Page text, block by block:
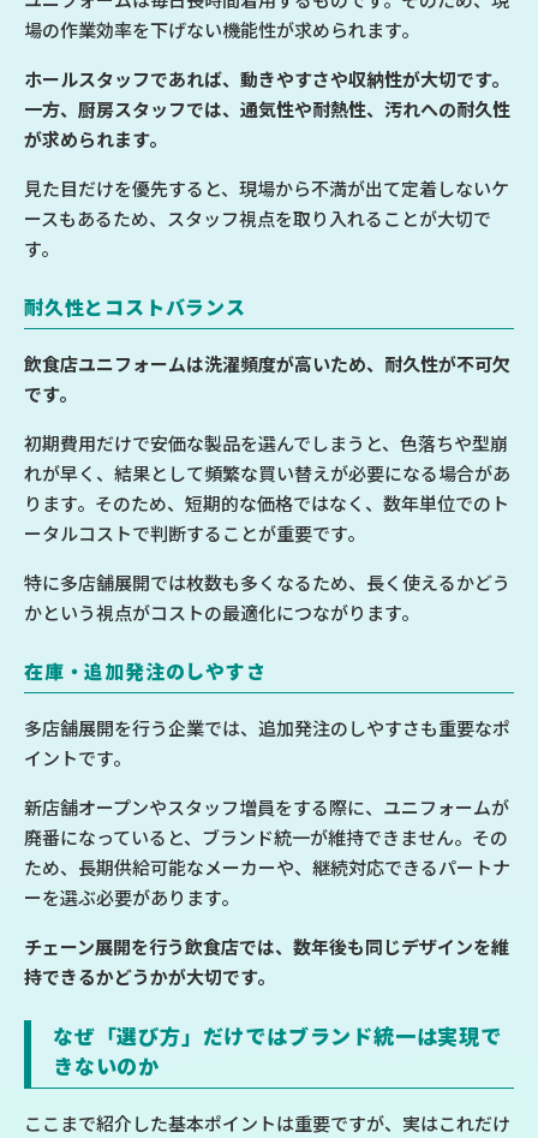
場の作業効率を下げない機能性が求められます。
ホールスタッフであれば、動きやすさや収納性が大切です。
一方、厨房スタッフでは、通気性や耐熱性、汚れへの耐久性
が求められます。
見た目だけを優先すると、現場から不満が出て定着しないケ
ースもあるため、スタッフ視点を取り入れることが大切で
す。
耐久性とコストバランス
飲食店ユニフォームは洗濯頻度が高いため、耐久性が不可欠
です。
初期費用だけで安価な製品を選んでしまうと、色落ちや型崩
れが早く、結果として頻繁な買い替えが必要になる場合があ
ります。そのため、短期的な価格ではなく、数年単位でのト
ータルコストで判断することが重要です。
特に多店舗展開では枚数も多くなるため、長く使えるかどう
かという視点がコストの最適化につながります。
在庫・追加発注のしやすさ
多店舗展開を行う企業では、追加発注のしやすさも重要なポ
イントです。
新店舗オープンやスタッフ増員をする際に、ユニフォームが
廃番になっていると、ブランド統一が維持できません。その
ため、長期供給可能なメーカーや、継続対応できるパートナ
ーを選ぶ必要があります。
チェーン展開を行う飲食店では、数年後も同じデザインを維
持できるかどうかが大切です。
なぜ「選び方」だけではブランド統一は実現で
きないのか
ここまで紹介した基本ポイントは重要ですが、実はこれだけ